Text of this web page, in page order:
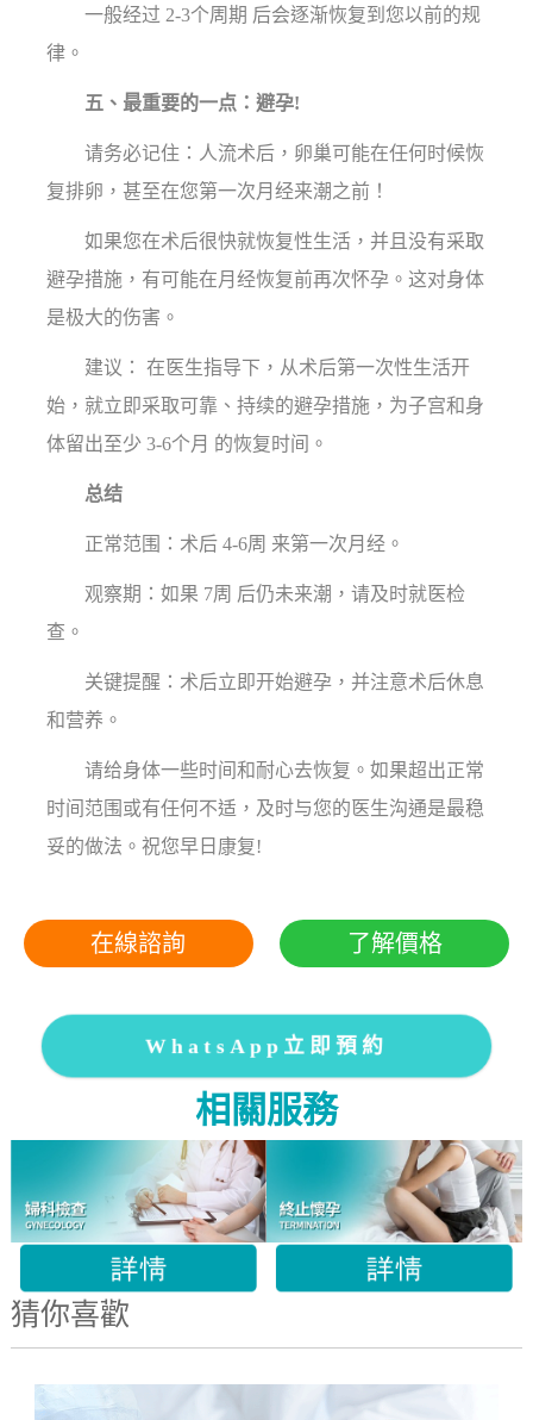
一般经过 2-3个周期 后会逐渐恢复到您以前的规
律。
五、最重要的一点：避孕!
请务必记住：人流术后，卵巢可能在任何时候恢
复排卵，甚至在您第一次月经来潮之前！
如果您在术后很快就恢复性生活，并且没有采取
避孕措施，有可能在月经恢复前再次怀孕。这对身体
是极大的伤害。
建议： 在医生指导下，从术后第一次性生活开
始，就立即采取可靠、持续的避孕措施，为子宫和身
体留出至少 3-6个月 的恢复时间。
总结
正常范围：术后 4-6周 来第一次月经。
观察期：如果 7周 后仍未来潮，请及时就医检
查。
关键提醒：术后立即开始避孕，并注意术后休息
和营养。
请给身体一些时间和耐心去恢复。如果超出正常
时间范围或有任何不适，及时与您的医生沟通是最稳
妥的做法。祝您早日康复!
在線諮詢 了解價格
WhatsApp立即預約
相關服務
猜你喜歡